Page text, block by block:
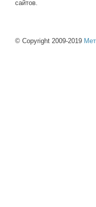
сайтов.
© Copyright 2009-2019